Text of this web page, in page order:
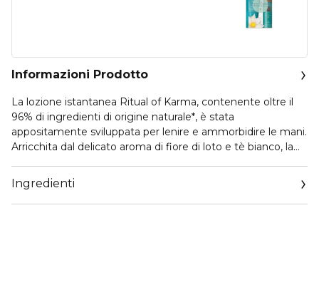
Informazioni Prodotto
La lozione istantanea Ritual of Karma, contenente oltre il
96% di ingredienti di origine naturale*, è stata
appositamente sviluppata per lenire e ammorbidire le mani.
Arricchita dal delicato aroma di fiore di loto e tè bianco, la
idratata. Formulata con ingredienti che rispettano il
microbioma, aiuta a supportare la barriera naturale della
pelle e a mantenere l'equilibrio idrico.
Ingredienti